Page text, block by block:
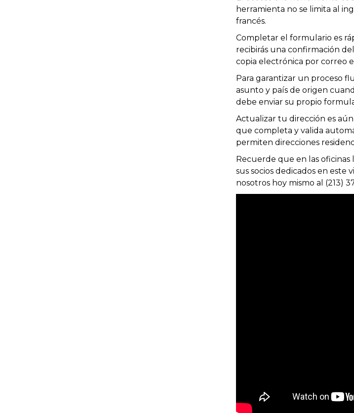
herramienta no se limita al
francés.
Completar el formulario es
recibirás una confirmación
copia electrónica por correo
Para garantizar un proceso
asunto y país de origen
debe enviar su propio
Actualizar tu dirección es
que completa y valida
permiten direcciones
Recuerde que en las oficinas
sus socios dedicados en
nosotros hoy mismo al (213)